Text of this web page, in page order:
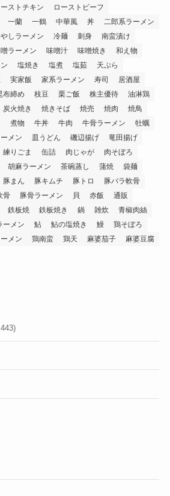
ーストチキン
ローストビーフ
一蘭 一鶴 中華風 丼
二郎系ラーメン
しラーメン 冷麺 刺身
南蛮漬け
ラーメン 味噌汁 味噌焼き
和え物
塩焼き 塩煮 塩茹
天ぷら
実家飯 家系ラーメン 寿司
居酒屋
布締め 枝豆 栗ご飯 株主優待
油淋鶏
炭火焼き 焼きそば 焼売 焼肉
焼鳥
煮物 牛丼 牛肉 牛骨ラーメン
牡蠣
メン 皿うどん 磯辺揚げ
竜田揚げ
練りごま 缶詰 肉じゃが
肉そぼろ
胡麻ラーメン 茶碗蒸し 蒲焼
袋麺
豚まん 豚キムチ 豚トロ
豚バラ軟骨
骨 豚骨ラーメン 貝 赤飯
通販
鉄板焼 鉄板焼き 鍋 雑炊
青椒肉絲
ーメン 鮎 鮎の塩焼き 鰻
鶏そぼろ
メン 鶏南蛮 鶏天 麻婆茄子
麻婆豆腐